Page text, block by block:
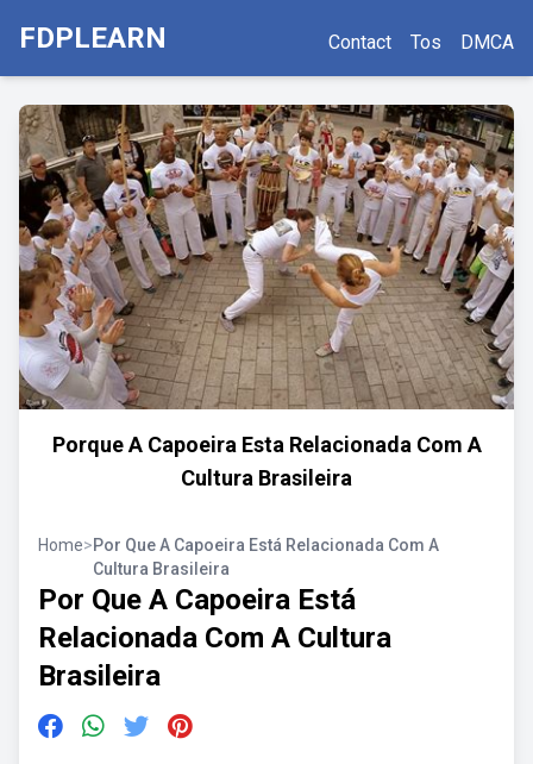
FDPLEARN Contact Tos DMCA
Porque A Capoeira Esta Relacionada Com A
Cultura Brasileira
Home>Por Que A Capoeira Está Relacionada Com A
Cultura Brasileira
Por Que A Capoeira Está
Relacionada Com A Cultura
Brasileira